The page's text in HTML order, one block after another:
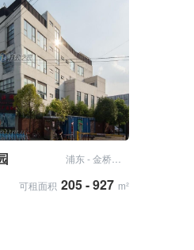
可租面积 205 - 927 m²